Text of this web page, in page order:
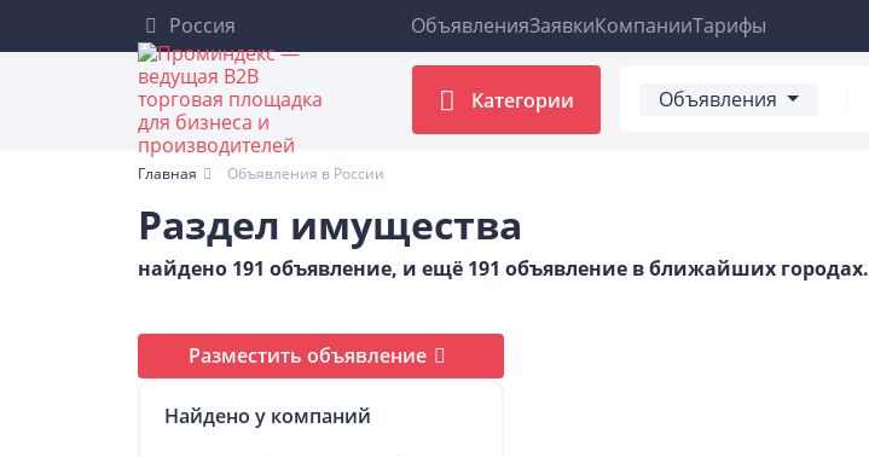
Россия ОбъявленияЗаявкиКомпанииТарифы
Категории Объявления
Главная Объявления в России
Раздел имущества
найдено 191 объявление, и ещё 191 объявление в ближайших городах.
Разместить объявление
Найдено у компаний